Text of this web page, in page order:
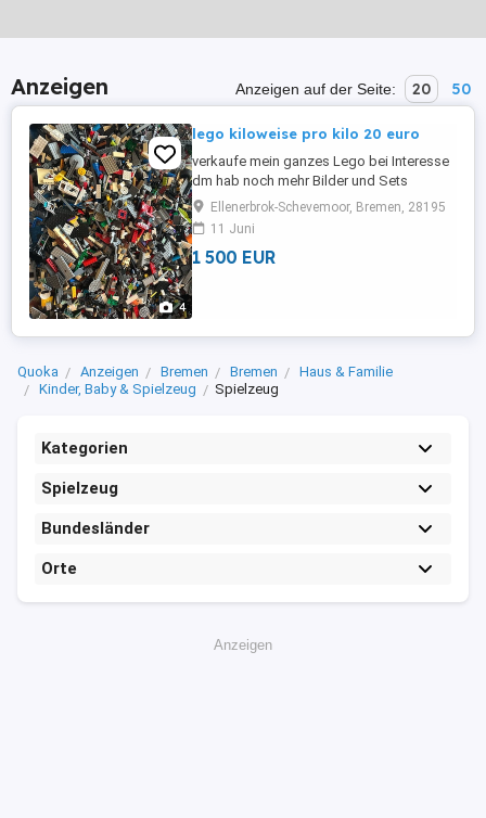
Anzeigen Anzeigen auf der Seite: 20 50
4
lego kiloweise pro kilo 20 euro
verkaufe mein ganzes Lego bei Interesse
dm hab noch mehr Bilder und Sets
Ellenerbrok-Schevemoor, Bremen, 28195
11 Juni
1 500 EUR
Quoka Anzeigen Bremen Bremen
Haus & Familie
Kinder, Baby & Spielzeug
Spielzeug
Kategorien
Spielzeug
Bundesländer
Orte
Anzeigen